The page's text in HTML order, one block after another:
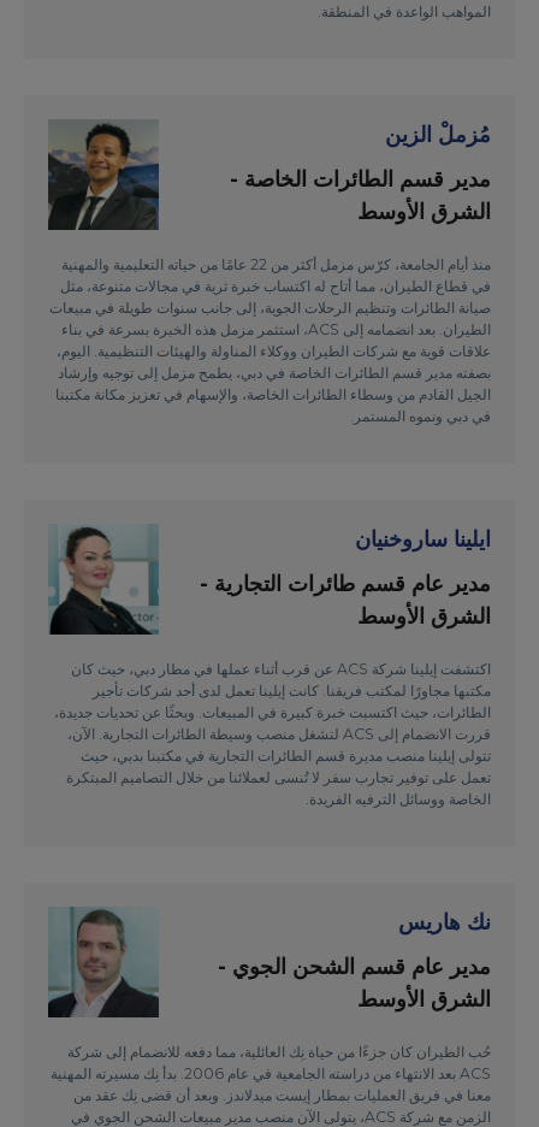
المواهب الواعدة في المنطقة.
مُزملْ الزين
مدير قسم الطائرات الخاصة -
الشرق الأوسط
منذ أيام الجامعة، كرّس مزمل أكثر من 22 عامًا من حياته التعليمية والمهنية
في قطاع الطيران، مما أتاح له اكتساب خبرة ثرية في مجالات متنوعة، مثل
صيانة الطائرات وتنظيم الرحلات الجوية، إلى جانب سنوات طويلة في مبيعات
الطيران. بعد انضمامه إلى ACS، استثمر مزمل هذه الخبرة بسرعة في بناء
علاقات قوية مع شركات الطيران ووكلاء المناولة والهيئات التنظيمية. اليوم،
بصفته مدير قسم الطائرات الخاصة في دبي، يطمح مزمل إلى توجيه وإرشاد
الجيل القادم من وسطاء الطائرات الخاصة، والإسهام في تعزيز مكانة مكتبنا
في دبي ونموه المستمر.
ايلينا ساروخنيان
مدير عام قسم طائرات التجارية -
الشرق الأوسط
اكتشفت إيلينا شركة ACS عن قرب أثناء عملها في مطار دبي، حيث كان
مكتبها مجاورًا لمكتب فريقنا. كانت إيلينا تعمل لدى أحد شركات تأجير
الطائرات، حيث اكتسبت خبرة كبيرة في المبيعات. وبحثًا عن تحديات جديدة،
قررت الانضمام إلى ACS لتشغل منصب وسيطة الطائرات التجارية. الآن،
تتولى إيلينا منصب مديرة قسم الطائرات التجارية في مكتبنا بدبي، حيث
تعمل على توفير تجارب سفر لا تُنسى لعملائنا من خلال التصاميم المبتكرة
الخاصة ووسائل الترفيه الفريدة.
نك هاريس
مدير عام قسم الشحن الجوي -
الشرق الأوسط
حُب الطيران كان جزءًا من حياة نِك العائلية، مما دفعه للانضمام إلى شركة
ACS بعد الانتهاء من دراسته الجامعية في عام 2006. بدأ نِك مسيرته المهنية
معنا في فريق العمليات بمطار إيست ميدلاندز. وبعد أن قضى نِك عقد من
الزمن مع شركة ACS، يتولى الآن منصب مدير مبيعات الشحن الجوي في